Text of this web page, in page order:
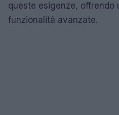
queste esigenze,
funzionalità avanzate.